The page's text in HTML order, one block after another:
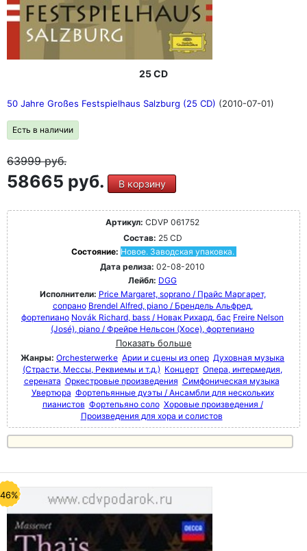
25 CD
50 Jahre Großes Festspielhaus Salzburg (25 CD) (2010-07-01)
Есть в наличии
63999руб.
58665 руб. В корзину
Артикул: CDVP 061752
Состав: 25 CD
Состояние: Новое. Заводская упаковка.
Дата релиза: 02-08-2010
Лейбл: DGG
Исполнители: Price Margaret, soprano / Прайс Маргарет,
сопрано Brendel Alfred, piano / Брендель Альфред,
фортепиано Novák Richard, bass / Новак Рихард, бас Freire Nelson
(José), piano / Фрейре Нельсон (Хосе), фортепиано
Показать больше
Жанры: Orchesterwerke Арии и сцены из опер Духовная музыка
(Страсти, Мессы, Реквиемы и т.д.) Концерт Опера, интермедия,
серената Оркестровые произведения Симфоническая музыка
Увертюра Фортепьянные дуэты / Ансамбли для нескольких
пианистов Фортепьяно соло Хоровые произведения /
Произведения для хора и солистов